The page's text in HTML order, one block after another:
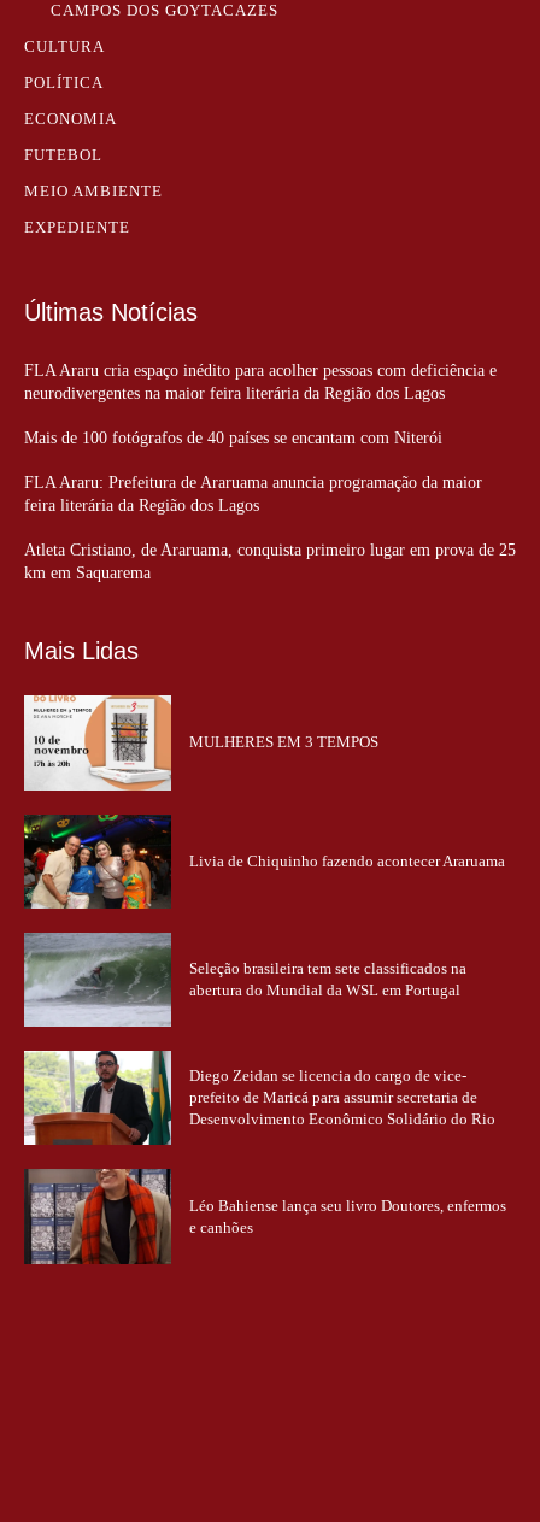
CAMPOS DOS GOYTACAZES
CULTURA
POLÍTICA
ECONOMIA
FUTEBOL
MEIO AMBIENTE
EXPEDIENTE
Últimas Notícias
FLA Araru cria espaço inédito para acolher pessoas com deficiência e
neurodivergentes na maior feira literária da Região dos Lagos
Mais de 100 fotógrafos de 40 países se encantam com Niterói
FLA Araru: Prefeitura de Araruama anuncia programação da maior
feira literária da Região dos Lagos
Atleta Cristiano, de Araruama, conquista primeiro lugar em prova de 25
km em Saquarema
Mais Lidas
MULHERES EM 3 TEMPOS
Livia de Chiquinho fazendo acontecer Araruama
Seleção brasileira tem sete classificados na
abertura do Mundial da WSL em Portugal
Diego Zeidan se licencia do cargo de vice-
prefeito de Maricá para assumir secretaria de
Desenvolvimento Econômico Solidário do Rio
Léo Bahiense lança seu livro Doutores, enfermos
e canhões